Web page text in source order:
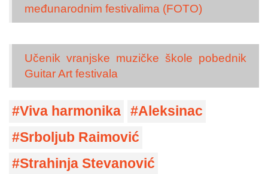
međunarodnim festivalima (FOTO)
Učenik vranjske muzičke škole pobednik
Guitar Art festivala
Viva harmonika
Aleksinac
Srboljub Raimović
Strahinja Stevanović